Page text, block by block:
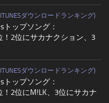
ダウンロードランキング)
トップソング：
！2位にサカナクション、3
ダウンロードランキング)
トップソング：
！2位にM!LK、3位にサカナ